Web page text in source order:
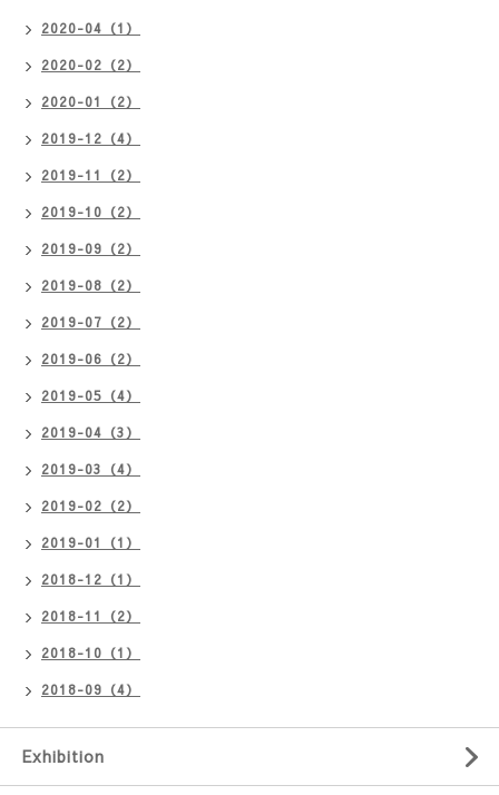
2020-04（1）
2020-02（2）
2020-01（2）
2019-12（4）
2019-11（2）
2019-10（2）
2019-09（2）
2019-08（2）
2019-07（2）
2019-06（2）
2019-05（4）
2019-04（3）
2019-03（4）
2019-02（2）
2019-01（1）
2018-12（1）
2018-11（2）
2018-10（1）
2018-09（4）
Exhibition